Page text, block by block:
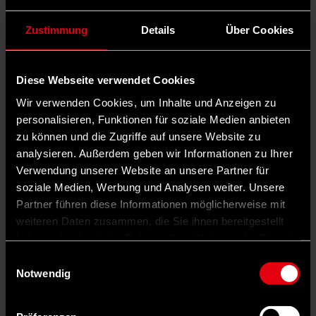
Zustimmung Details Über Cookies
Diese Webseite verwendet Cookies
Wir verwenden Cookies, um Inhalte und Anzeigen zu
personalisieren, Funktionen für soziale Medien anbieten
zu können und die Zugriffe auf unsere Website zu
analysieren. Außerdem geben wir Informationen zu Ihrer
Verwendung unserer Website an unsere Partner für
soziale Medien, Werbung und Analysen weiter. Unsere
Partner führen diese Informationen möglicherweise mit
weiteren Daten zusammen, die Sie ihnen bereitgestellt
Notwendig
Auf X teilen